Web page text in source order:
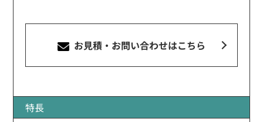
お見積・お問い合わせはこちら
特長